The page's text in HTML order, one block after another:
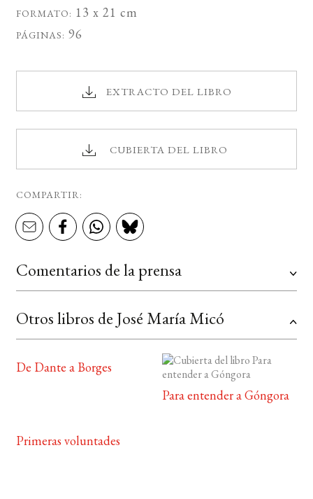
FORMATO: 13 x 21 cm
PÁGINAS: 96
EXTRACTO DEL LIBRO
CUBIERTA DEL LIBRO
COMPARTIR:
Comentarios de la prensa
Otros libros de José María Micó
De Dante a Borges
Para entender a Góngora
Primeras voluntades